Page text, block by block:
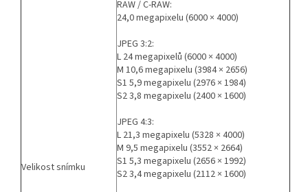
Velikost snímku
RAW / C-RAW:
24,0 megapixelu (6000 × 4000)
JPEG 3:2:
L 24 megapixelů (6000 × 4000)
M 10,6 megapixelu (3984 × 2656)
S1 5,9 megapixelu (2976 × 1984)
S2 3,8 megapixelu (2400 × 1600)
JPEG 4:3:
L 21,3 megapixelu (5328 × 4000)
M 9,5 megapixelu (3552 × 2664)
S1 5,3 megapixelu (2656 × 1992)
S2 3,4 megapixelu (2112 × 1600)